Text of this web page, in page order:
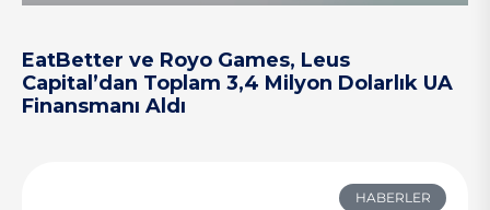
EatBetter ve Royo Games, Leus
Capital’dan Toplam 3,4 Milyon Dolarlık UA
Finansmanı Aldı
HABERLER